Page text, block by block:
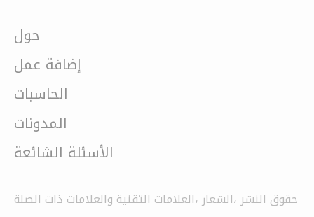
حول
إضافة عمل
الحاسبات
المدونات
الأسئلة الشائعة
حقوق النشر ،الشعار ،العلامات التقنية والعلامات ذات الصلة